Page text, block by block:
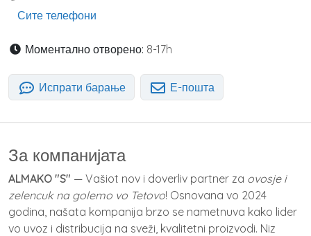
Сите телефони
Моментално отворено: 8-17h
Испрати барање Е-пошта
За компанијата
ALMAKO "S" — Vašiot nov i doverliv partner za ovosje i
zelencuk na golemo vo Tetovo! Osnovana vo 2024
godina, našata kompanija brzo se nametnuva kako lider
vo uvoz i distribucija na sveži, kvalitetni proizvodi. Niz